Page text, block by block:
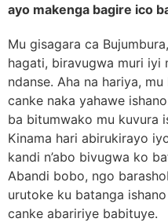
ayo makenga bagire ico
Mu gisagara ca
hagati, biravugwa muri iyi
ndanse. Aha na hariya,
canke naka yahawe
ba bitumwako mu kuvura
Kinama hari abirukirayo
kandi n’abo bivugwa ko
Abandi bobo, ngo
urutoke ku batanga
canke abaririye babituye.